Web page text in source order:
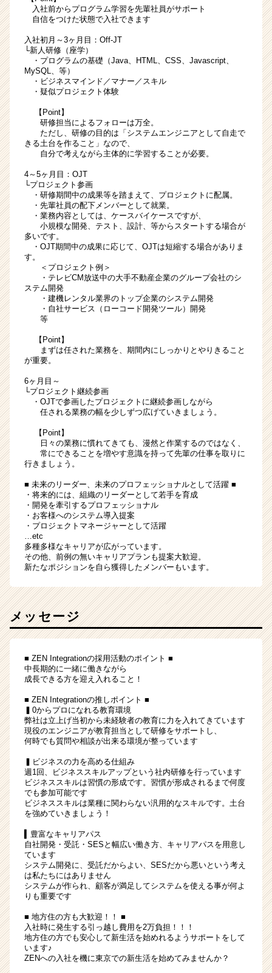
入社前からプログラム学習を先輩社員がサポート
自信をつけた状態で入社できます
入社初月～3ヶ月目：Off-JT
└新人研修（座学）
・プログラムの基礎（Java、HTML、CSS、Javascript、
MySQL、等）
・ビジネスマインド／マナー／スキル
・疑似プロジェクト体験
【Point】
研修担当によるフォローは万全。
ただし、研修の目的は「システムエンジニアとして自走で
きる土台を作ること」なので、
自分で考えながら主体的に学習することが必要。
4～5ヶ月目：OJT
└プロジェクト参画
・研修期間中の成果等を踏まえて、プロジェクトに配属。
・先輩社員の配下メンバーとして就業。
・業務内容としては、ケースバイケースですが、
小規模な開発、テスト、設計、等からスタートする場合が
多いです。
・OJT期間中の成果に応じて、OJTは短縮する場合がありま
す。
＜プロジェクト例＞
・テレビCM放送中の大手不動産企業のグループ会社のシ
ステム開発
・建機レンタル業界のトップ企業のシステム開発
・自社サービス（ローコード開発ツール）開発
等
【Point】
まずは任された業務を、期間内にしっかりとやりきること
が重要。
6ヶ月目～
└プロジェクト継続参画
・OJTで参画したプロジェクトに継続参画しながら
任される業務の幅を少しずつ広げていきましょう。
【Point】
日々の業務に慣れてきても、漫然と作業するのではなく、
常にできることを増やす意識を持って先輩の仕事を取りに
行きましょう。
■ 未来のリーダー、未来のプロフェッショナルとして活躍 ■
・将来的には、組織のリーダーとして若手を育成
・開発を牽引するプロフェッショナル
・お客様へのシステム導入提案
・プロジェクトマネージャーとして活躍
…etc
多種多様なキャリアが広がっています。
その他、前例の無いキャリアプランも提案大歓迎。
新たなポジションを自ら獲得したメンバーもいます。
メッセージ
■ ZEN Integrationの採用活動のポイント ■
中長期的に一緒に働きながら
成長できる方を迎え入れること！
■ ZEN Integrationの推しポイント ■
▍0からプロになれる教育環境
弊社は立上げ当初から未経験者の教育に力を入れてきています
現役のエンジニアが教育担当として研修をサポートし、
何時でも質問や相談が出来る環境が整っています
▍ビジネスの力を高める仕組み
週1回、ビジネススキルアップという社内研修を行っています
ビジネススキルは習慣の形成です。習慣が形成されるまで何度
でも参加可能です
ビジネススキルは業種に関わらない汎用的なスキルです。土台
を強めていきましょう！
▍豊富なキャリアパス
自社開発・受託・SESと幅広い働き方、キャリアパスを用意し
ています
システム開発に、受託だからよい、SESだから悪いという考え
は私たちにはありません
システムが作られ、顧客が満足してシステムを使える事が何よ
りも重要です
■ 地方住の方も大歓迎！！ ■
入社時に発生する引っ越し費用を2万負担！！！
地方住の方でも安心して新生活を始めれるようサポートをして
います♪
ZENへの入社を機に東京での新生活を始めてみませんか？